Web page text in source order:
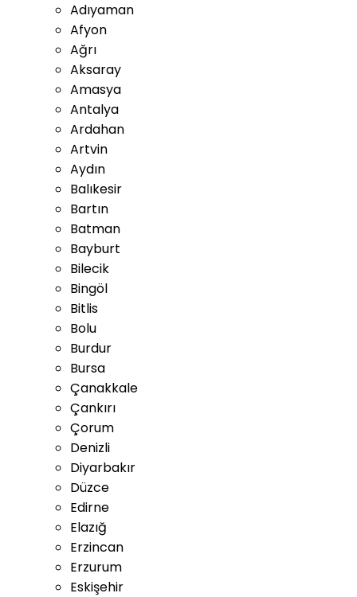
Adıyaman
Afyon
Ağrı
Aksaray
Amasya
Antalya
Ardahan
Artvin
Aydın
Balıkesir
Bartın
Batman
Bayburt
Bilecik
Bingöl
Bitlis
Bolu
Burdur
Bursa
Çanakkale
Çankırı
Çorum
Denizli
Diyarbakır
Düzce
Edirne
Elazığ
Erzincan
Erzurum
Eskişehir